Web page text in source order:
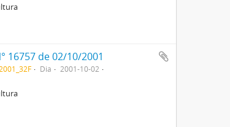
16757 de 02/10/2001
Dia
2001-10-02